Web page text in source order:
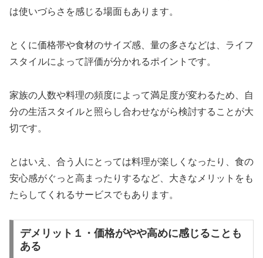
は使いづらさを感じる場面もあります。
とくに価格帯や食材のサイズ感、量の多さなどは、ライフ
スタイルによって評価が分かれるポイントです。
家族の人数や料理の頻度によって満足度が変わるため、自
分の生活スタイルと照らし合わせながら検討することが大
切です。
とはいえ、合う人にとっては料理が楽しくなったり、食の
安心感がぐっと高まったりするなど、大きなメリットをも
たらしてくれるサービスでもあります。
デメリット１・価格がやや高めに感じることも
ある